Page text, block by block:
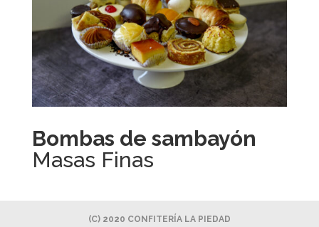
Bombas de sambayón
Masas Finas
(C) 2020 CONFITERÍA LA PIEDAD